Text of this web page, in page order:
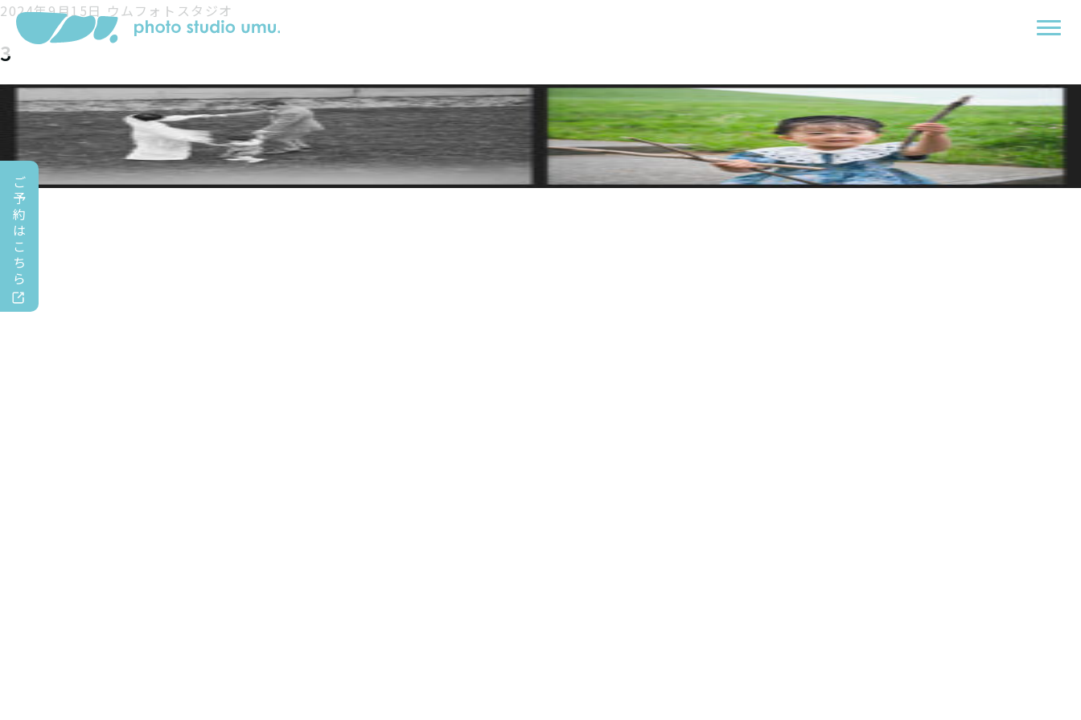
ご
予
約
は
こ
ち
ら
2024年9月15日 ウムフォトスタジオ
3